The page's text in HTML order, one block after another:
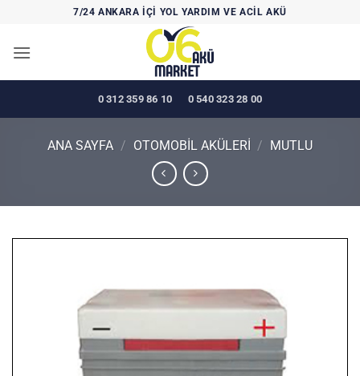
7/24 ANKARA İÇİ YOL YARDIM VE ACİL AKÜ
0 312 359 86 10 0 540 323 28 00
ANA SAYFA / OTOMOBİL AKÜLERİ / MUTLU